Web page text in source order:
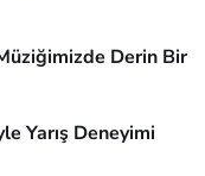
Derin Bir
Yarış Deneyimi